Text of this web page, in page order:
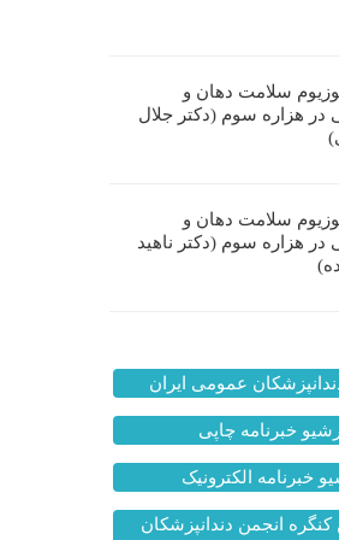
سلامت دهان و
در هزاره سوم (دکتر جلال
سلامت دهان و
در هزاره سوم (دکتر ناهید
عمومی ایران
خبرنامه چاپی
خبرنامه الکترونیک
کنگره انجمن دندانپزشکان